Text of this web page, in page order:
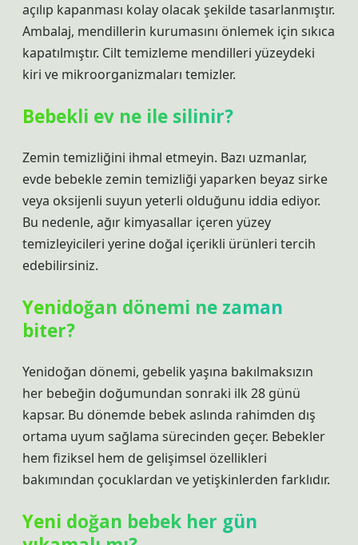
açılıp kapanması kolay olacak şekilde tasarlanmıştır.
Ambalaj, mendillerin kurumasını önlemek için sıkıca
kapatılmıştır. Cilt temizleme mendilleri yüzeydeki
kiri ve mikroorganizmaları temizler.
Bebekli ev ne ile silinir?
Zemin temizliğini ihmal etmeyin. Bazı uzmanlar,
evde bebekle zemin temizliği yaparken beyaz sirke
veya oksijenli suyun yeterli olduğunu iddia ediyor.
Bu nedenle, ağır kimyasallar içeren yüzey
temizleyicileri yerine doğal içerikli ürünleri tercih
edebilirsiniz.
Yenidoğan dönemi ne zaman
biter?
Yenidoğan dönemi, gebelik yaşına bakılmaksızın
her bebeğin doğumundan sonraki ilk 28 günü
kapsar. Bu dönemde bebek aslında rahimden dış
ortama uyum sağlama sürecinden geçer. Bebekler
hem fiziksel hem de gelişimsel özellikleri
bakımından çocuklardan ve yetişkinlerden farklıdır.
Yeni doğan bebek her gün